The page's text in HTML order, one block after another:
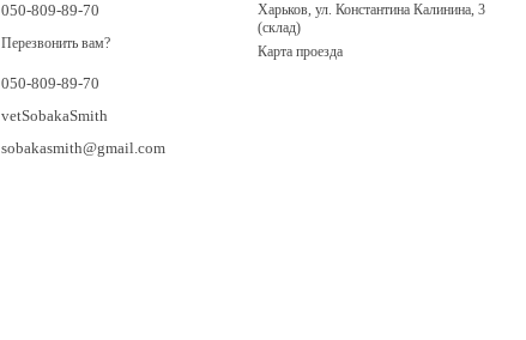
050-809-89-70
Перезвонить вам?
050-809-89-70
vetSobakaSmith
sobakasmith@gmail.com
Харьков, ул. Константина Калинина, 3
(склад)
Карта проезда